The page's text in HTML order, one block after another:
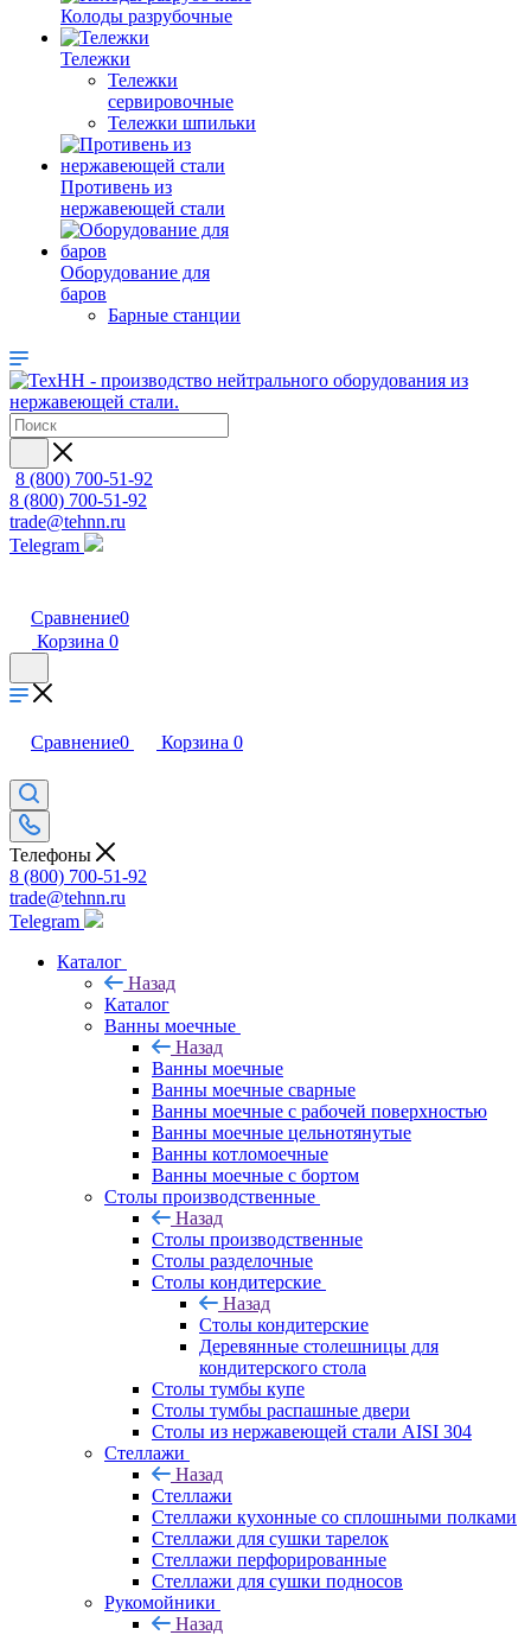
Колоды разрубочные
Тележки
Тележки
сервировочные
Тележки шпильки
Противень из
нержавеющей стали
Оборудование для
баров
Барные станции
8 (800) 700-51-92
8 (800) 700-51-92
trade@tehnn.ru
Telegram
Сравнение0
Корзина 0
Сравнение0 Корзина 0
Телефоны
8 (800) 700-51-92
trade@tehnn.ru
Telegram
Каталог
Назад
Каталог
Ванны моечные
Назад
Ванны моечные
Ванны моечные сварные
Ванны моечные с рабочей поверхностью
Ванны моечные цельнотянутые
Ванны котломоечные
Ванны моечные с бортом
Столы производственные
Назад
Столы производственные
Столы разделочные
Столы кондитерские
Назад
Столы кондитерские
Деревянные столешницы для
кондитерского стола
Столы тумбы купе
Столы тумбы распашные двери
Столы из нержавеющей стали AISI 304
Стеллажи
Назад
Стеллажи
Стеллажи кухонные со сплошными полками
Стеллажи для сушки тарелок
Стеллажи перфорированные
Стеллажи для сушки подносов
Рукомойники
Назад